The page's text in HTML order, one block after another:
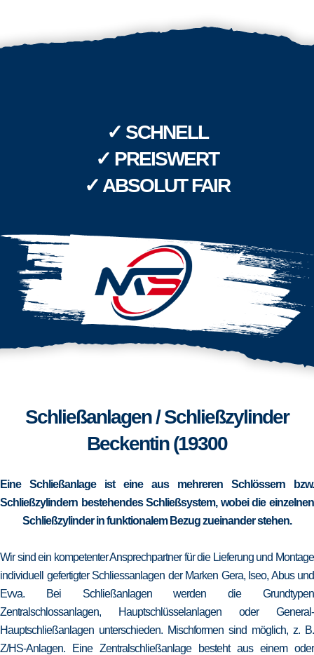
✓ SCHNELL
✓ PREISWERT
✓ ABSOLUT FAIR
Schließanlagen / Schließzylinder
Beckentin (19300
Eine Schließanlage ist eine aus mehreren Schlössern bzw.
Schließzylindern bestehendes Schließsystem, wobei die einzelnen
Schließzylinder in funktionalem Bezug zueinander stehen.
Wir sind ein kompetenter Ansprechpartner für die Lieferung und Montage
individuell gefertigter Schliessanlagen der Marken Gera, Iseo, Abus und
Evva. Bei Schließanlagen werden die Grundtypen
Zentralschlossanlagen, Hauptschlüsselanlagen oder General-
Hauptschließanlagen unterschieden. Mischformen sind möglich, z. B.
Z/HS-Anlagen. Eine Zentralschließanlage besteht aus einem oder